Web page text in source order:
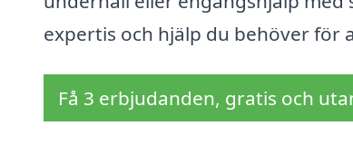
expertis och hjälp du behöver
Få 3 erbjudanden, gratis och